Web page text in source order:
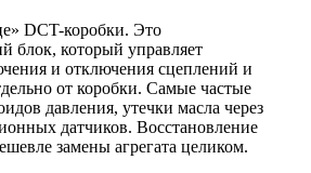
DCT-коробки. Это
блок, который управляет
и отключения сцеплений и
от коробки. Самые частые
давления, утечки масла через
датчиков. Восстановление
замены агрегата целиком.